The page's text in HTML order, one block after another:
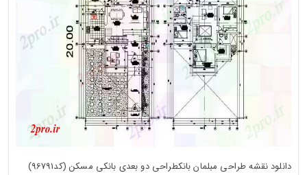
دانلود نقشه طراحی مبلمان بانکطراحی دو بعدی بانکی مسکن (کد96791)